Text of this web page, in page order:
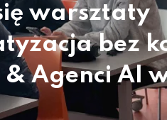
warsztaty
bez
& Agenci AI